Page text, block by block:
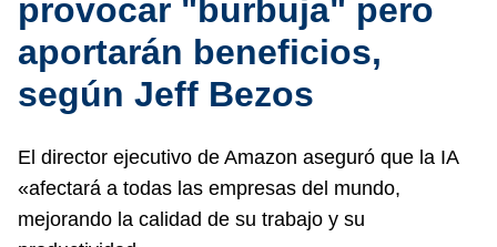
provocar "burbuja" pero
aportarán beneficios,
según Jeff Bezos
El director ejecutivo de Amazon aseguró que la IA
«afectará a todas las empresas del mundo,
mejorando la calidad de su trabajo y su